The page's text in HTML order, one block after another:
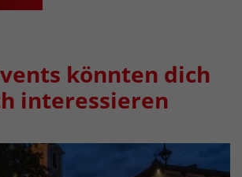
könnten dich
interessieren